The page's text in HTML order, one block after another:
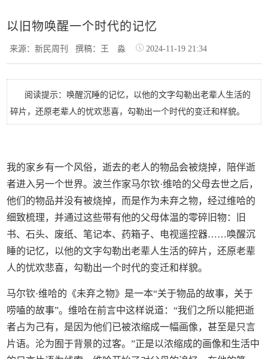
以旧物唤醒一个时代的记忆
来源：新民周刊撰稿：王 淼 2024-11-19 21:34
阅读提示：唤醒沉睡的记忆，以他的文字勾勒出老辈人生活的
碎片，还原老辈人的忧欢悲喜，勾勒出一个时代的变迁和样貌。
我的家乡有一个风俗，逝去的老人的物品会被烧掉，陪伴逝
者进入另一个世界。波兰作家马尔钦·维哈的父母去世之后，
他们的物品并没有被烧掉，而是作为未弃之物，经过维哈的
细致梳理，并通过这些带有他的父母体温的零碎旧物：旧
书、石头、废纸、笔记本、药箱子、电视遥控器……唤醒沉
睡的记忆，以他的文字勾勒出老辈人生活的碎片，还原老辈
人的忧欢悲喜，勾勒出一个时代的变迁和样貌。
马尔钦·维哈的《未弃之物》是一本“关于物品的故事，关于
唠嗑的故事”。维哈在前言中这样说道：“我们之所以能把逝
者占为己有，是因为他们已被浓缩成一幅画像，甚至是只言
片语。沦为囿于背景的过客。”正是以浓缩成的画像和生活中